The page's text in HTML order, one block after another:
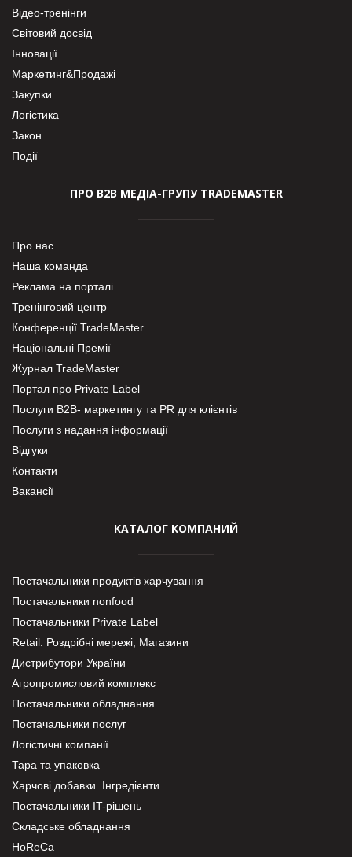
Відео-тренінги
Світовий досвід
Інновації
Маркетинг&Продажі
Закупки
Логістика
Закон
Події
ПРО В2В МЕДІА-ГРУПУ TRADEMASTER
Про нас
Наша команда
Реклама на порталі
Тренінговий центр
Конференції TradeMaster
Національні Премії
Журнал TradeMaster
Портал про Private Label
Послуги В2В- маркетингу та PR для клієнтів
Послуги з надання інформації
Відгуки
Контакти
Вакансії
КАТАЛОГ КОМПАНИЙ
Постачальники продуктів харчування
Постачальники nonfood
Постачальники Private Label
Retail. Роздрібні мережі, Магазини
Дистрибутори України
Агропромисловий комплекс
Постачальники обладнання
Постачальники послуг
Логістичні компанії
Тара та упаковка
Харчові добавки. Інгредієнти.
Постачальники IT-рішень
Складське обладнання
HoReCa